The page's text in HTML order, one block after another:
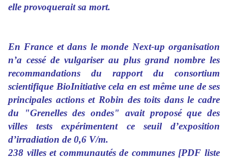
elle provoquerait sa mort.
En France et dans le monde Next-up organisation
n’a cessé de vulgariser au plus grand nombre les
recommandations du rapport du consortium
scientifique BioInitiative cela en est même une de ses
principales actions et Robin des toits dans le cadre
du "Grenelles des ondes" avait proposé que des
villes tests expérimentent ce seuil d’exposition
d’irradiation de 0,6 V/m.
238 villes et communautés de communes [PDF liste